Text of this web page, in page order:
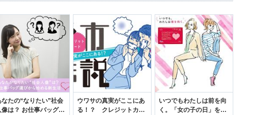
なたの“なりたい”社会
像は？ お仕事バッグ選
ウワサの真実がここにあ
る！？ クレジットカー
いつでもわたしは前を向
く。「女の子の日」を前